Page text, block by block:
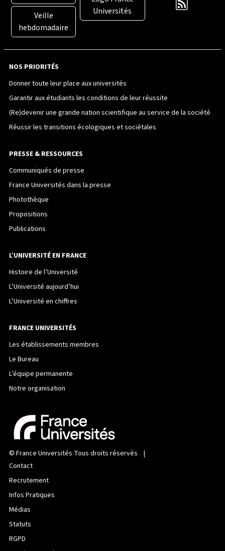
Veille
hebdomadaire
Universités
NOS PRIORITÉS
Donner toute leur place aux universités
Garantir aux étudiants les conditions de leur réussite
(Re)devenir une grande nation scientifique au service de la société
Réussir les transitions écologiques et sociétales
PRESSE & RESSOURCES
Communiqués de presse
France Universités dans la presse
Photothèque
Propositions
Publications
L’UNIVERSITÉ EN FRANCE
Histoire de l’Université
L’Université aujourd’hui
L’Université en chiffres
FRANCE UNIVERSITÉS
Les établissements membres
Le Bureau
L’équipe permanente
Notre organisation
© France Universités Tous droits réservés |
Contact
Recrutement
Infos Pratiques
Médias
Statuts
RGPD